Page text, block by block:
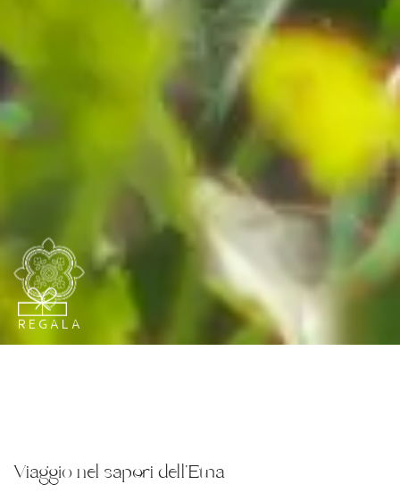
REGALA
Viaggio nel sapori dell'Etna